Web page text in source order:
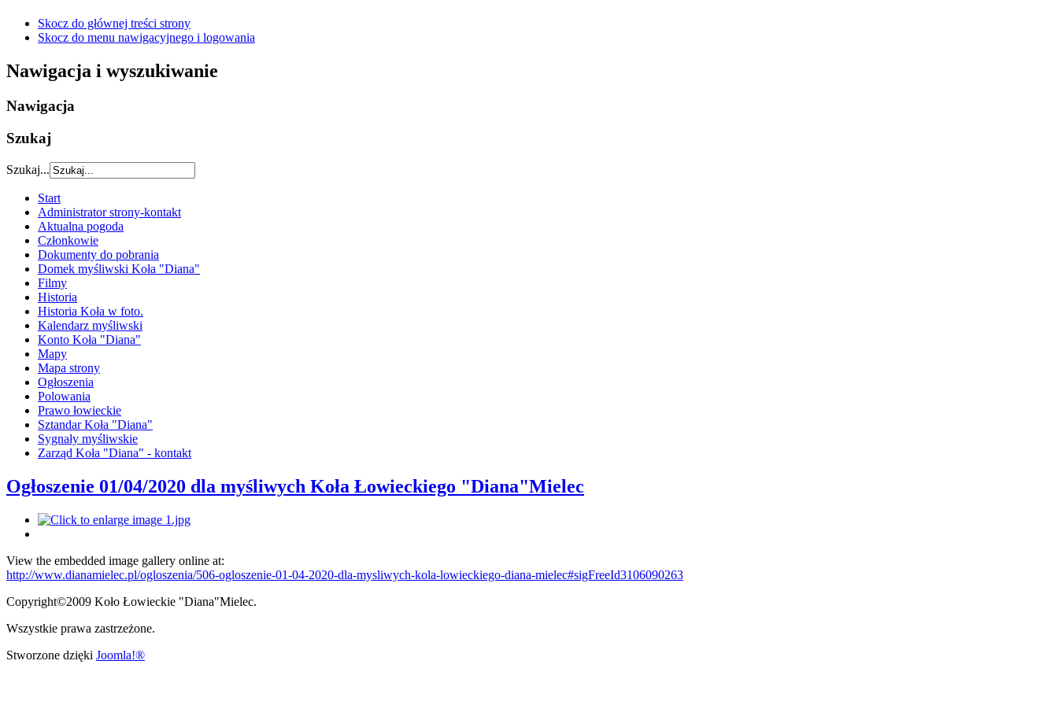
Skocz do głównej treści strony
Skocz do menu nawigacyjnego i logowania
Nawigacja i wyszukiwanie
Nawigacja
Szukaj
Szukaj...
Start
Administrator strony-kontakt
Aktualna pogoda
Członkowie
Dokumenty do pobrania
Domek myśliwski Koła "Diana"
Filmy
Historia
Historia Koła w foto.
Kalendarz myśliwski
Konto Koła "Diana"
Mapy
Mapa strony
Ogłoszenia
Polowania
Prawo łowieckie
Sztandar Koła "Diana"
Sygnały myśliwskie
Zarząd Koła "Diana" - kontakt
Ogłoszenie 01/04/2020 dla myśliwych Koła Łowieckiego "Diana"Mielec
View the embedded image gallery online at:
http://www.dianamielec.pl/ogloszenia/506-ogloszenie-01-04-2020-dla-mysliwych-kola-lowieckiego-diana-mielec#sigFreeId3106090263
Copyright©2009 Koło Łowieckie "Diana"Mielec.
Wszystkie prawa zastrzeżone.
Stworzone dzięki Joomla!®